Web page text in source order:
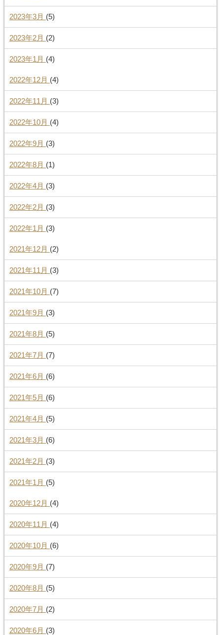
2023年3月 (5)
2023年2月 (2)
2023年1月 (4)
2022年12月 (4)
2022年11月 (3)
2022年10月 (4)
2022年9月 (3)
2022年8月 (1)
2022年4月 (3)
2022年2月 (3)
2022年1月 (3)
2021年12月 (2)
2021年11月 (3)
2021年10月 (7)
2021年9月 (3)
2021年8月 (5)
2021年7月 (7)
2021年6月 (6)
2021年5月 (6)
2021年4月 (5)
2021年3月 (6)
2021年2月 (3)
2021年1月 (5)
2020年12月 (4)
2020年11月 (4)
2020年10月 (6)
2020年9月 (7)
2020年8月 (5)
2020年7月 (2)
2020年6月 (3)